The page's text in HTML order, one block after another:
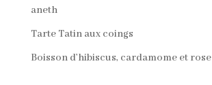
aneth
Tarte Tatin aux coings
Boisson d’hibiscus, cardamome et rose